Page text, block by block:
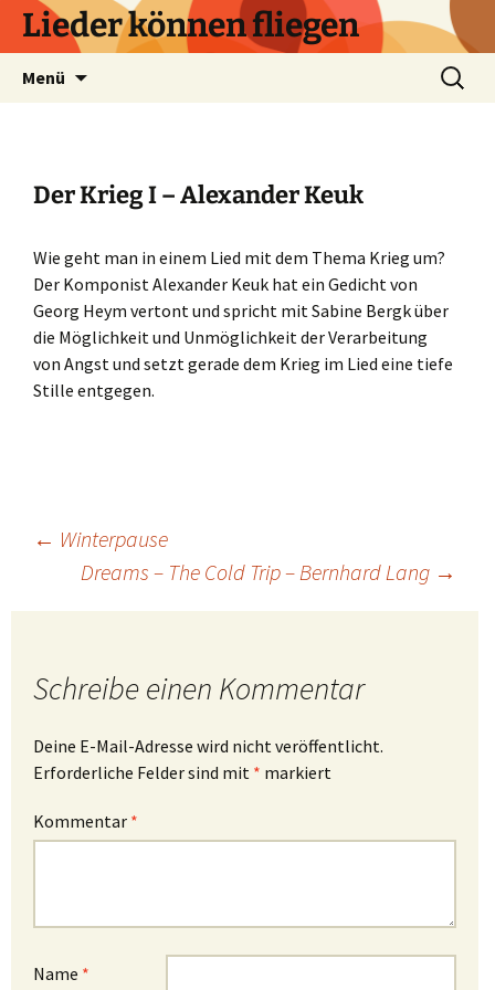
Zum
InhaltLieder können fliegen
Menü
Suchen
nach:
Der Krieg I – Alexander Keuk
Wie geht man in einem Lied mit dem Thema Krieg um?
Der Komponist Alexander Keuk hat ein Gedicht von
Georg Heym vertont und spricht mit Sabine Bergk über
die Möglichkeit und Unmöglichkeit der Verarbeitung
von Angst und setzt gerade dem Krieg im Lied eine tiefe
Stille entgegen.
Beitragsnavigation
← Winterpause
Dreams – The Cold Trip – Bernhard Lang →
Schreibe einen Kommentar
Deine E-Mail-Adresse wird nicht veröffentlicht.
Erforderliche Felder sind mit * markiert
Kommentar *
Name *